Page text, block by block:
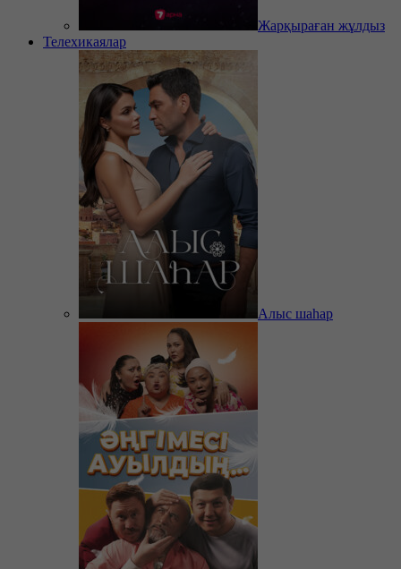
Жарқыраған жұлдыз
Телехикаялар
Алыс шаһар